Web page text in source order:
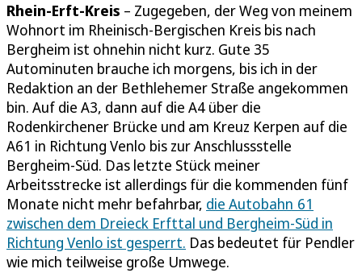
Rhein-Erft-Kreis – Zugegeben, der Weg von meinem
Wohnort im Rheinisch-Bergischen Kreis bis nach
Bergheim ist ohnehin nicht kurz. Gute 35
Autominuten brauche ich morgens, bis ich in der
Redaktion an der Bethlehemer Straße angekommen
bin. Auf die A3, dann auf die A4 über die
Rodenkirchener Brücke und am Kreuz Kerpen auf die
A61 in Richtung Venlo bis zur Anschlussstelle
Bergheim-Süd. Das letzte Stück meiner
Arbeitsstrecke ist allerdings für die kommenden fünf
Monate nicht mehr befahrbar, die Autobahn 61
zwischen dem Dreieck Erfttal und Bergheim-Süd in
Richtung Venlo ist gesperrt. Das bedeutet für Pendler
wie mich teilweise große Umwege.